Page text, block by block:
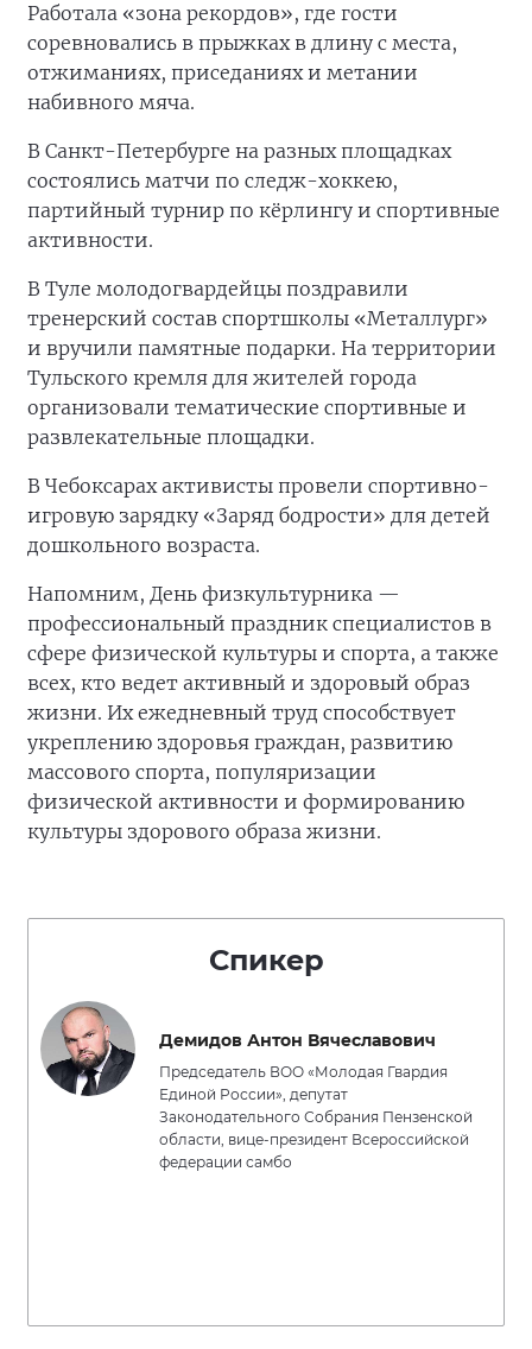
Работала «зона рекордов», где гости
соревновались в прыжках в длину с места,
отжиманиях, приседаниях и метании
набивного мяча.
В Санкт-Петербурге на разных площадках
состоялись матчи по следж-хоккею,
партийный турнир по кёрлингу и спортивные
активности.
В Туле молодогвардейцы поздравили
тренерский состав спортшколы «Металлург»
и вручили памятные подарки. На территории
Тульского кремля для жителей города
организовали тематические спортивные и
развлекательные площадки.
В Чебоксарах активисты провели спортивно-
игровую зарядку «Заряд бодрости» для детей
дошкольного возраста.
Напомним, День физкультурника —
профессиональный праздник специалистов в
сфере физической культуры и спорта, а также
всех, кто ведет активный и здоровый образ
жизни. Их ежедневный труд способствует
укреплению здоровья граждан, развитию
массового спорта, популяризации
физической активности и формированию
культуры здорового образа жизни.
Спикер
Демидов Антон Вячеславович
Председатель ВОО «Молодая Гвардия
Единой России», депутат
Законодательного Собрания Пензенской
области, вице-президент Всероссийской
федерации самбо